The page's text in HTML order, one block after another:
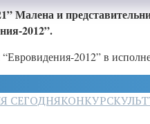
Малена и
2012”.
2012” в
СЕГОДНЯКОНКУРС